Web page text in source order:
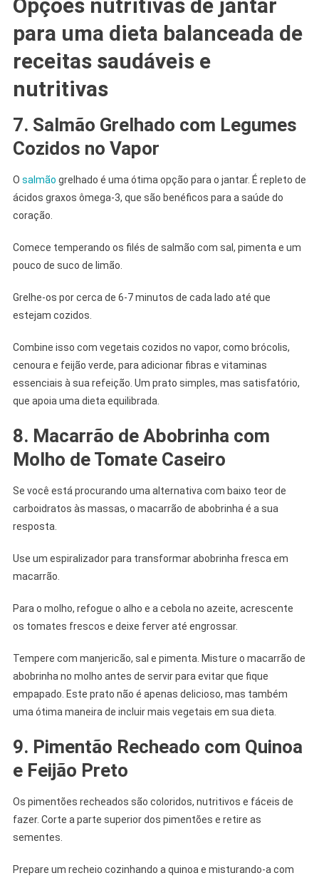
Opções nutritivas de jantar
para uma dieta balanceada de
receitas saudáveis e
nutritivas
7. Salmão Grelhado com Legumes
Cozidos no Vapor
O salmão grelhado é uma ótima opção para o jantar. É repleto de
ácidos graxos ômega-3, que são benéficos para a saúde do
coração.
Comece temperando os filés de salmão com sal, pimenta e um
pouco de suco de limão.
Grelhe-os por cerca de 6-7 minutos de cada lado até que
estejam cozidos.
Combine isso com vegetais cozidos no vapor, como brócolis,
cenoura e feijão verde, para adicionar fibras e vitaminas
essenciais à sua refeição. Um prato simples, mas satisfatório,
que apoia uma dieta equilibrada.
8. Macarrão de Abobrinha com
Molho de Tomate Caseiro
Se você está procurando uma alternativa com baixo teor de
carboidratos às massas, o macarrão de abobrinha é a sua
resposta.
Use um espiralizador para transformar abobrinha fresca em
macarrão.
Para o molho, refogue o alho e a cebola no azeite, acrescente
os tomates frescos e deixe ferver até engrossar.
Tempere com manjericão, sal e pimenta. Misture o macarrão de
abobrinha no molho antes de servir para evitar que fique
empapado. Este prato não é apenas delicioso, mas também
uma ótima maneira de incluir mais vegetais em sua dieta.
9. Pimentão Recheado com Quinoa
e Feijão Preto
Os pimentões recheados são coloridos, nutritivos e fáceis de
fazer. Corte a parte superior dos pimentões e retire as
sementes.
Prepare um recheio cozinhando a quinoa e misturando-a com